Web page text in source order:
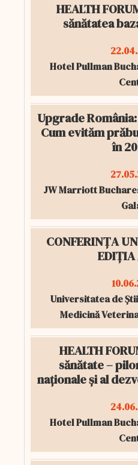
HEALTH
sănătatea
Hotel Pullman
Upgrade
Cum evităm
în
JW Marriott
CONFERINȚA
Universitatea de
Medicină
HEALTH
sănătate –
naționale și al
Hotel Pullman